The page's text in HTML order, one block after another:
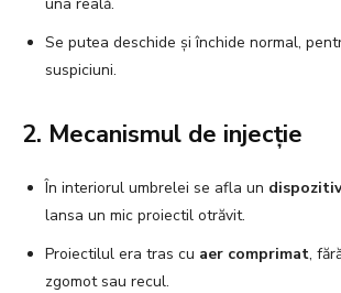
Se putea deschide și închide normal,
suspiciuni.
2. Mecanismul de injecție
În interiorul umbrelei se afla un
lansa un mic proiectil otrăvit.
Proiectilul era tras cu aer comprimat,
zgomot sau recul.